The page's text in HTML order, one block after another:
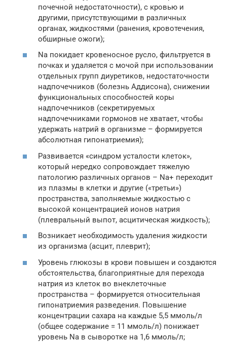
почечной недостаточности), с кровью и
другими, присутствующими в различных
органах, жидкостями (ранения, кровотечения,
обширные ожоги);
Na покидает кровеносное русло, фильтруется в
почках и удаляется с мочой при использовании
отдельных групп диуретиков, недостаточности
надпочечников (болезнь Аддисона), снижении
функциональных способностей коры
надпочечников (секретируемых
надпочечниками гормонов не хватает, чтобы
удержать натрий в организме – формируется
абсолютная гипонатриемия);
Развивается «синдром усталости клеток»,
который нередко сопровождает тяжелую
патологию различных органов – Na+ переходит
из плазмы в клетки и другие («третьи»)
пространства, заполняемые жидкостью с
высокой концентрацией ионов натрия
(плевральный выпот, асцитическая жидкость);
Возникает необходимость удаления жидкости
из организма (асцит, плеврит);
Уровень глюкозы в крови повышен и создаются
обстоятельства, благоприятные для перехода
натрия из клеток во внеклеточные
пространства – формируется относительная
гипонатриемия разведения. Повышение
концентрации сахара на каждые 5,5 ммоль/л
(общее содержание = 11 ммоль/л) понижает
уровень Na в сыворотке на 1,6 ммоль/л;